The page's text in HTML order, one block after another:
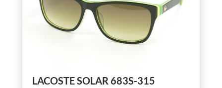
LACOSTE SOLAR 683S-315